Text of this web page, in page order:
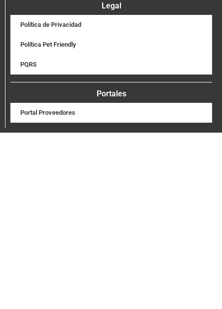
Legal
Política de Privacidad
Política Pet Friendly
PQRS
Portales
Portal Proveedores